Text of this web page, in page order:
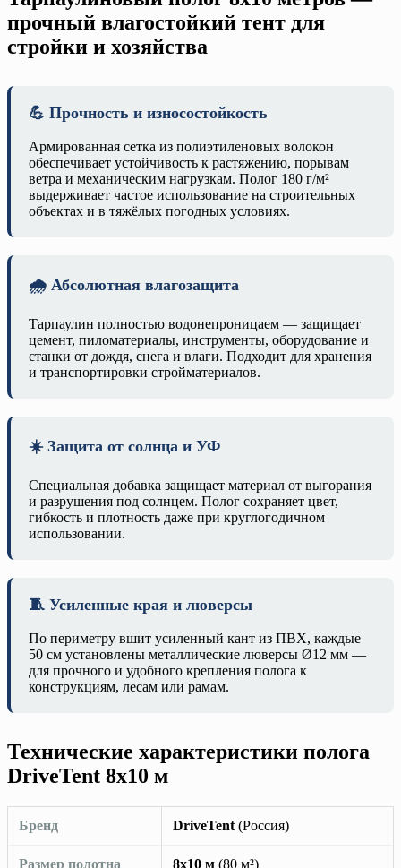
прочный влагостойкий тент для
стройки и хозяйства
💪 Прочность и износостойкость
Армированная сетка из полиэтиленовых волокон
обеспечивает устойчивость к растяжению, порывам
ветра и механическим нагрузкам. Полог 180 г/м²
выдерживает частое использование на строительных
объектах и в тяжёлых погодных условиях.
🌧️ Абсолютная влагозащита
Тарпаулин полностью водонепроницаем — защищает
цемент, пиломатериалы, инструменты, оборудование и
станки от дождя, снега и влаги. Подходит для хранения
и транспортировки стройматериалов.
☀️ Защита от солнца и УФ
Специальная добавка защищает материал от выгорания
и разрушения под солнцем. Полог сохраняет цвет,
гибкость и плотность даже при круглогодичном
использовании.
🧵 Усиленные края и люверсы
По периметру вшит усиленный кант из ПВХ, каждые
50 см установлены металлические люверсы Ø12 мм —
для прочного и удобного крепления полога к
конструкциям, лесам или рамам.
Технические характеристики полога
DriveTent 8х10 м
Бренд DriveTent (Россия)
Размер полотна 8х10 м (80 м²)